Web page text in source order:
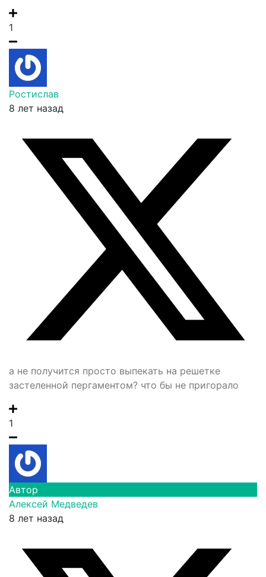
1
Ростислав
8 лет назад
а не получится просто выпекать на решетке
застеленной пергаментом? что бы не пригорало
1
Автор
Алексей Медведев
8 лет назад